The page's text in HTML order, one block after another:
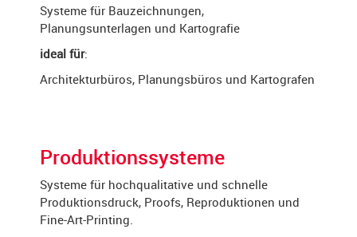
vCard speichern
Öffnungszeiten
Systeme für Bauzeichnungen,
Planungsunterlagen und Kartografie
ideal für:
Architekturbüros, Planungsbüros und Kartografen
Produktionssysteme
Systeme für hochqualitative und schnelle
Produktionsdruck, Proofs, Reproduktionen und
Fine-Art-Printing.